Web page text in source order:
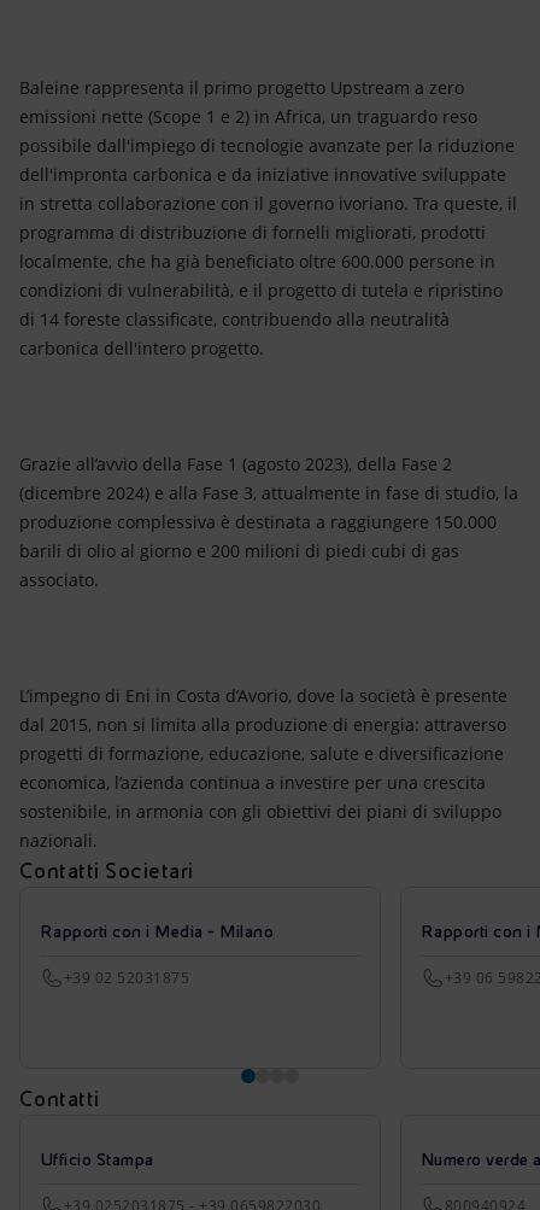
Baleine rappresenta il primo progetto Upstream a zero
emissioni nette (Scope 1 e 2) in Africa, un traguardo reso
possibile dall'impiego di tecnologie avanzate per la riduzione
dell'impronta carbonica e da iniziative innovative sviluppate
in stretta collaborazione con il governo ivoriano. Tra queste, il
programma di distribuzione di fornelli migliorati, prodotti
localmente, che ha già beneficiato oltre 600.000 persone in
condizioni di vulnerabilità, e il progetto di tutela e ripristino
di 14 foreste classificate, contribuendo alla neutralità
carbonica dell'intero progetto.
Grazie all’avvio della Fase 1 (agosto 2023), della Fase 2
(dicembre 2024) e alla Fase 3, attualmente in fase di studio, la
produzione complessiva è destinata a raggiungere 150.000
barili di olio al giorno e 200 milioni di piedi cubi di gas
associato.
L’impegno di Eni in Costa d’Avorio, dove la società è presente
dal 2015, non si limita alla produzione di energia: attraverso
progetti di formazione, educazione, salute e diversificazione
economica, l’azienda continua a investire per una crescita
sostenibile, in armonia con gli obiettivi dei piani di sviluppo
nazionali.
Contatti Societari
Rapporti con i Media - Milano
+39 02 52031875
Rapporti con i
+39 06
Contatti
Ufficio Stampa
+39.0252031875 - +39.0659822030
Numero verde
800940924